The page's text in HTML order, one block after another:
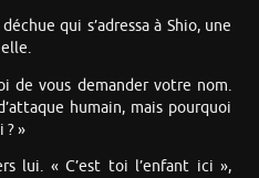
qui s’adressa à Shio, une
de vous demander votre nom.
humain, mais pourquoi
? »
lui. « C’est toi l’enfant ici »,